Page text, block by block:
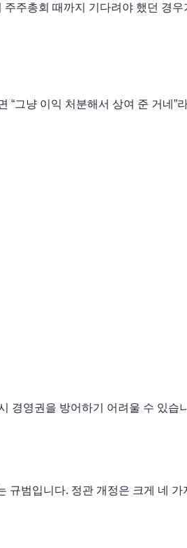
주총회 때까지 기다려야 했던 경우
“그냥 이익 처분해서 상여 준 거네”
경영권을 방어하기 어려울 수 있습
규범입니다. 정관 개정은 크게 네